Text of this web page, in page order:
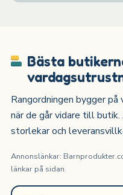
Bästa
Rangordningen bygger
när de går vidare till
storlekar och
Annonslänkar:
länkar på sidan.